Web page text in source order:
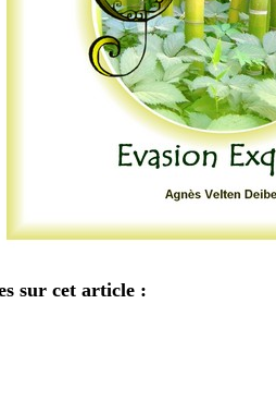
sur cet article :